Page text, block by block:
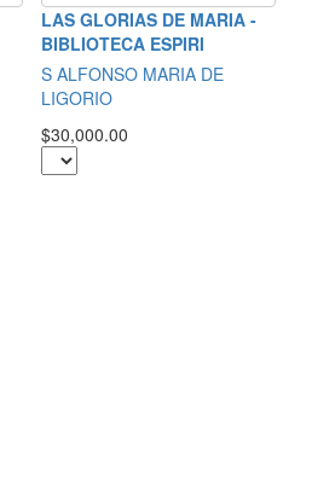
LAS GLORIAS DE MARIA -
BIBLIOTECA ESPIRI
S ALFONSO MARIA DE
LIGORIO
$30,000.00